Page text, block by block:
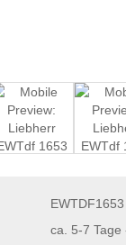
EWTDF1653
ca. 5-7 Tage